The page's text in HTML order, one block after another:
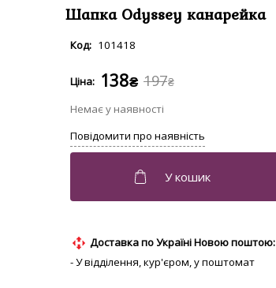
Шапка Odyssey канарейка
101418
197₴
138₴
Доставка по Україні Новою поштою:
- У відділення, кур'єром, у поштомат